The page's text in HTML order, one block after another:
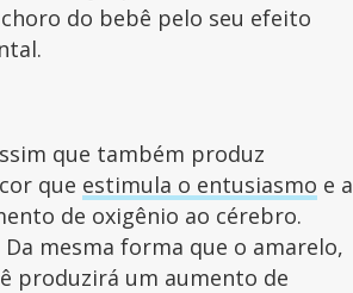
do bebê pelo seu efeito
que também produz
que estimula o entusiasmo e a
de oxigênio ao cérebro.
mesma forma que o amarelo,
produzirá um aumento de